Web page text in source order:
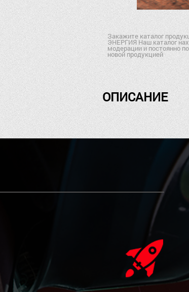
Закажите каталог
ЭНЕРГИЯ Наш каталог
модерации и постоянно
новой продукцией
ОПИСАНИЕ